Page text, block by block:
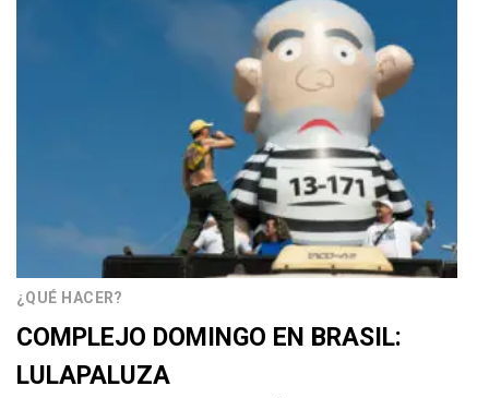
¿QUÉ HACER?
COMPLEJO DOMINGO EN BRASIL:
LULAPALUZA